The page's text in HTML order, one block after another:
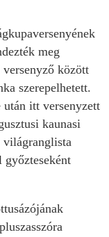
meg
között
szerepelhetett.
után itt versenyzett
kaunasi